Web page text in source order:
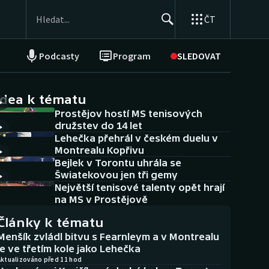
ČT
Podcasty Program SLEDOVAT
NEPŘEHLÉDNĚTE
Historické návraty
Aplikace ČT sport
AZ kvíz
k tématu
Prostějov hostí MS tenisových
družstev do 14 let
Lehečka přehrál v českém duelu v
Montrealu Kopřivu
Bejlek v Torontu uhrála se
Šwiatekovou jen tři gemy
Největší tenisové talenty opět hrají
na MS v Prostějově
k tématu
zvládl bitvu s Fearnleym a v Montrealu
ve třetím kole jako Lehečka
před 11 hod